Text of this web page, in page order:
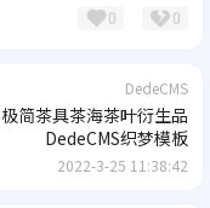
0 0
DedeCMS
极简茶具茶海茶叶衍生品
DedeCMS织梦模板
2022-3-25 11:38:42